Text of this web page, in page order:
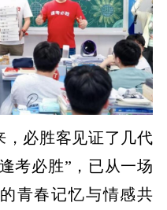
，必胜客见证了几代
考必胜”，已从一场
青春记忆与情感共